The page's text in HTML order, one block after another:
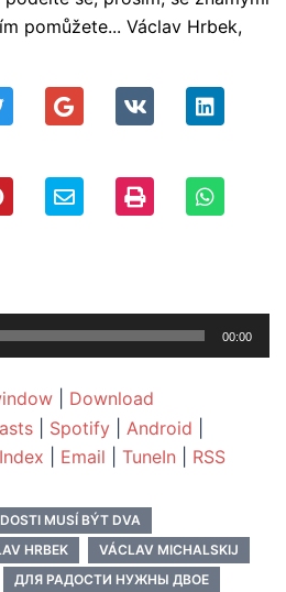
pomůžete... Václav Hrbek,
00:00
Download
Spotify Android
Email TuneIn RSS
MUSÍ BÝT DVA
HRBEK
VÁCLAV MICHALSKIJ
ДЛЯ РАДОСТИ НУЖНЫ ДВОЕ